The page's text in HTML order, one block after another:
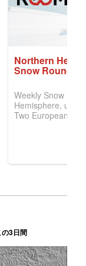
の3日間